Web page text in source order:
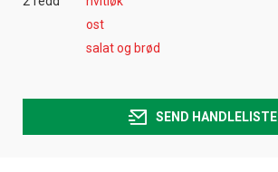
ost
salat og brød
SEND HANDLELISTE